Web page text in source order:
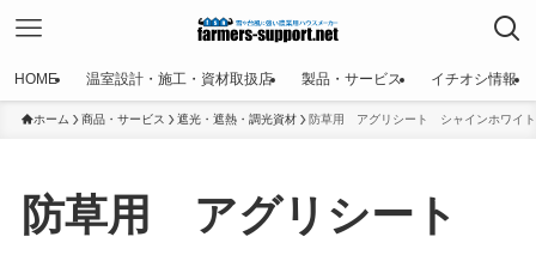
HOME 温室設計・施工・資材取扱店 製品・サービス イチオシ情報
ホーム 商品・サービス 遮光・遮熱・調光資材 防草用 アグリシート シャインホワイト
防草用 アグリシート